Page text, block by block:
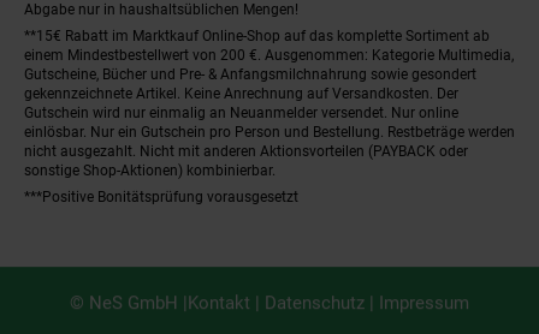
Abgabe nur in haushaltsüblichen Mengen!
**15€ Rabatt im Marktkauf Online-Shop auf das komplette Sortiment ab
einem Mindestbestellwert von 200 €. Ausgenommen: Kategorie Multimedia,
Gutscheine, Bücher und Pre- & Anfangsmilchnahrung sowie gesondert
gekennzeichnete Artikel. Keine Anrechnung auf Versandkosten. Der
Gutschein wird nur einmalig an Neuanmelder versendet. Nur online
einlösbar. Nur ein Gutschein pro Person und Bestellung. Restbeträge werden
nicht ausgezahlt. Nicht mit anderen Aktionsvorteilen (PAYBACK oder
sonstige Shop-Aktionen) kombinierbar.
***Positive Bonitätsprüfung vorausgesetzt
© NeS GmbH |Kontakt | Datenschutz | Impressum